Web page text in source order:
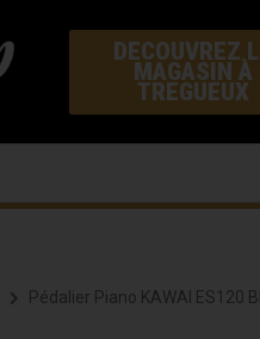
DECOUVREZ
MAGASIN À
TREGUEUX
Pédalier Piano KAWAI ES120